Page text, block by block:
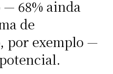
68% ainda
de
por exemplo —